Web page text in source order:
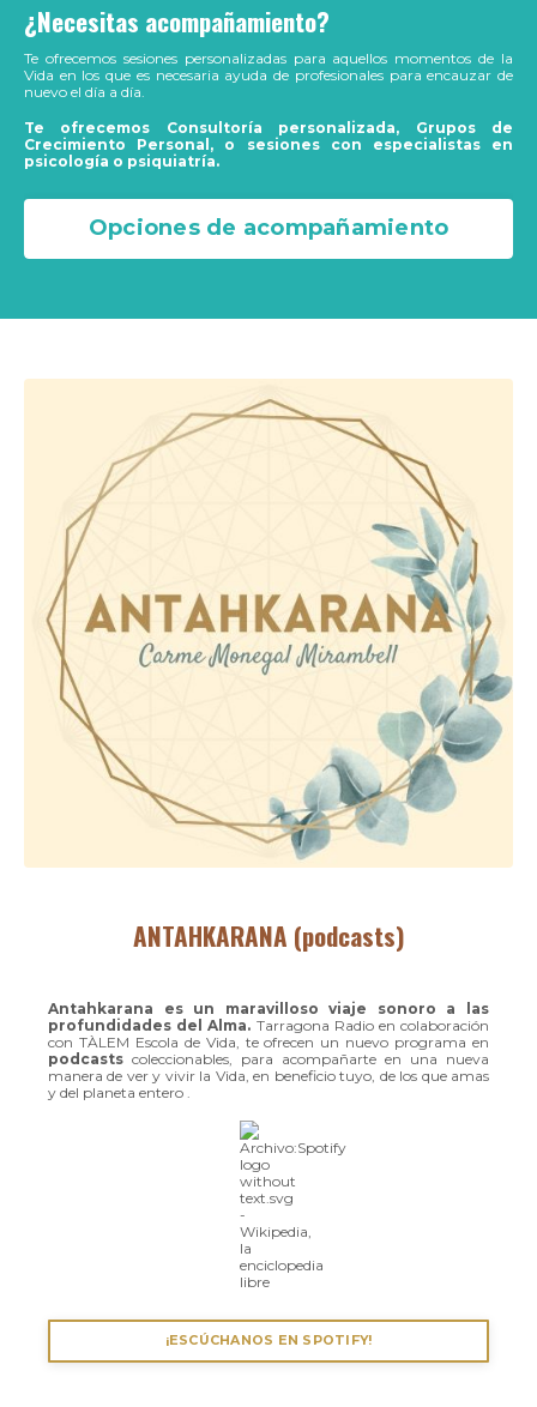
¿Necesitas acompañamiento?
Te ofrecemos sesiones personalizadas para aquellos momentos de la
Vida en los que es necesaria ayuda de profesionales para encauzar de
nuevo el día a día.
Te ofrecemos Consultoría personalizada, Grupos de
Crecimiento Personal, o sesiones con especialistas en
psicología o psiquiatría.
Opciones de acompañamiento
ANTAHKARANA (podcasts)
Antahkarana es un maravilloso viaje sonoro a las
profundidades del Alma. Tarragona Radio en colaboración
con TÀLEM Escola de Vida, te ofrecen un nuevo programa en
podcasts coleccionables, para acompañarte en una nueva
manera de ver y vivir la Vida, en beneficio tuyo, de los que amas
y del planeta entero .
¡ESCÚCHANOS EN SPOTIFY!